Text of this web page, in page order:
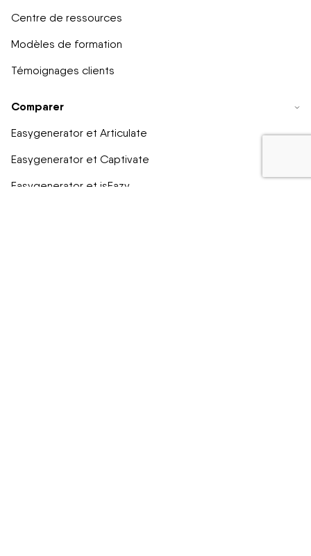
Centre de ressources
Modèles de formation
Témoignages clients
Comparer
Easygenerator et Articulate
Easygenerator et Captivate
Easygenerator et isEazy